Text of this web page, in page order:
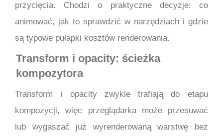
przycięcia. Chodzi o praktyczne decyzje: co
animować, jak to sprawdzić w narzędziach i gdzie
są typowe pułapki kosztów renderowania.
Transform i opacity: ścieżka
kompozytora
Transform i opacity zwykle trafiają do etapu
kompozycji, więc przeglądarka może przesuwać
lub wygaszać już wyrenderowaną warstwę bez